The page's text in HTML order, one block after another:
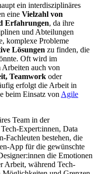
ein interdisziplinäres
eine Vielzahl von
Erfahrungen, da ihre
und Abteilungen
komplexe Probleme
Lösungen zu finden, die
Oft wird im
Arbeiten auch von
Teamwork oder
erfolgt die Arbeit in
beim Einsatz von Agile
Team in der
Expert:innen, Data
Fachleuten bestehen, die
App für die gewünschte
die Emotionen
Arbeit, während Tech-